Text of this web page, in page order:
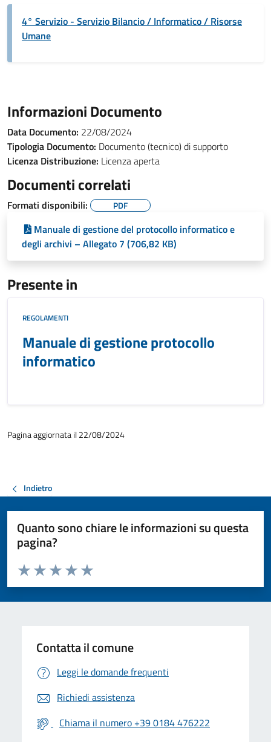
4° Servizio - Servizio Bilancio / Informatico / Risorse
Umane
Informazioni Documento
Data Documento: 22/08/2024
Tipologia Documento: Documento (tecnico) di supporto
Licenza Distribuzione: Licenza aperta
Documenti correlati
Formati disponibili: PDF
Manuale di gestione del protocollo informatico e
degli archivi – Allegato 7 (706,82 KB)
Presente in
REGOLAMENTI
Manuale di gestione protocollo
informatico
Pagina aggiornata il 22/08/2024
Indietro
Quanto sono chiare le informazioni su questa
pagina?
Valuta da 1 a 5 stelle la pagina
Valuta 5 stelle su 5
Valuta 4 stelle su 5
Valuta 3 stelle su 5
Valuta 2 stelle su 5
Valuta 1 stelle su 5
Contatta il comune
Leggi le domande frequenti
Richiedi assistenza
Chiama il numero +39 0184 476222